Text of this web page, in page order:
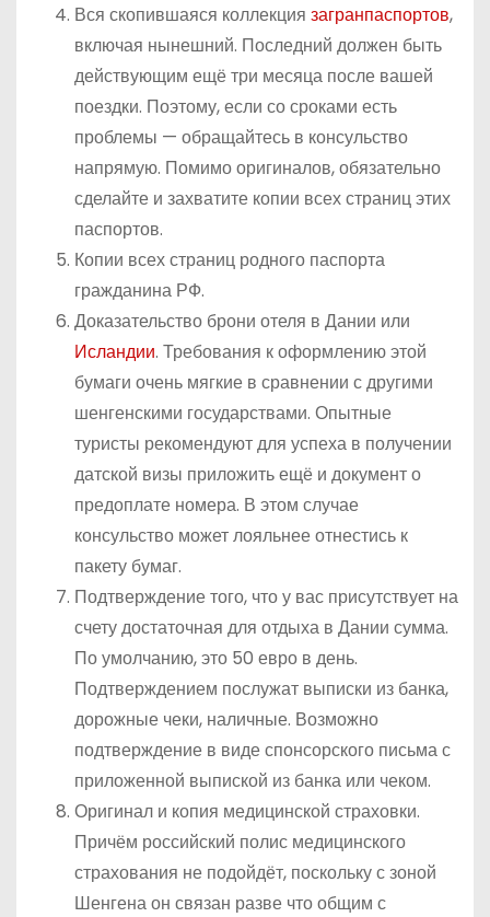
Вся скопившаяся коллекция загранпаспортов,
включая нынешний. Последний должен быть
действующим ещё три месяца после вашей
поездки. Поэтому, если со сроками есть
проблемы — обращайтесь в консульство
напрямую. Помимо оригиналов, обязательно
сделайте и захватите копии всех страниц этих
паспортов.
Копии всех страниц родного паспорта
гражданина РФ.
Доказательство брони отеля в Дании или
Исландии. Требования к оформлению этой
бумаги очень мягкие в сравнении с другими
шенгенскими государствами. Опытные
туристы рекомендуют для успеха в получении
датской визы приложить ещё и документ о
предоплате номера. В этом случае
консульство может лояльнее отнестись к
пакету бумаг.
Подтверждение того, что у вас присутствует на
счету достаточная для отдыха в Дании сумма.
По умолчанию, это 50 евро в день.
Подтверждением послужат выписки из банка,
дорожные чеки, наличные. Возможно
подтверждение в виде спонсорского письма с
приложенной выпиской из банка или чеком.
Оригинал и копия медицинской страховки.
Причём российский полис медицинского
страхования не подойдёт, поскольку с зоной
Шенгена он связан разве что общим с